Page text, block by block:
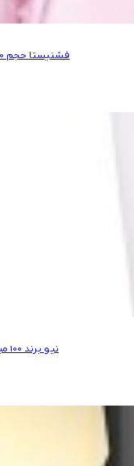
ادو پرفیوم زنانه نیو برند مدل Fashionista فشنیستا حجم 100 میل
ادو پرفیوم زنانه مدل توگدر دی Together Day نیو برند 100 میل